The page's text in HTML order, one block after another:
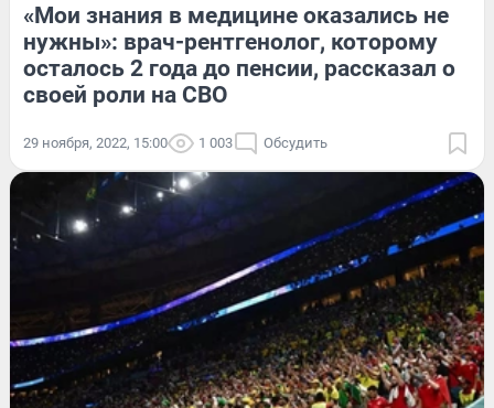
«Мои знания в медицине оказались не
нужны»: врач-рентгенолог, которому
осталось 2 года до пенсии, рассказал о
своей роли на СВО
29 ноября, 2022, 15:00 1 003 Обсудить